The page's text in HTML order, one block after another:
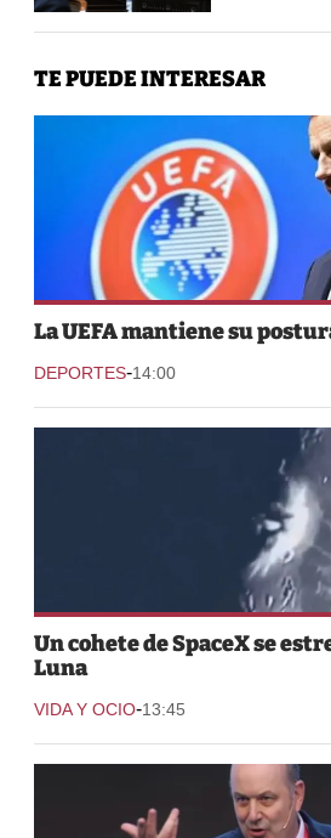
TE PUEDE INTERESAR
La UEFA mantiene su
DEPORTES-14:00
Un cohete de SpaceX se
Luna
VIDA Y OCIO-13:45